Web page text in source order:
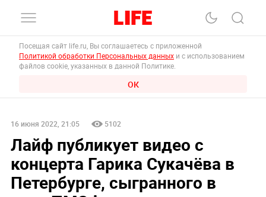
Посещая сайт life.ru, Вы соглашаетесь с приложенной
Политикой обработки Персональных данных и с использованием
файлов cookie, указанных в данной Политике.
ОК
16 июня 2022, 21:05 5102
Лайф публикует видео с
концерта Гарика Сукачёва в
Петербурге, сыгранного в